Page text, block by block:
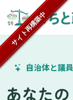
サイト再構築中
自治体と議
あなたの